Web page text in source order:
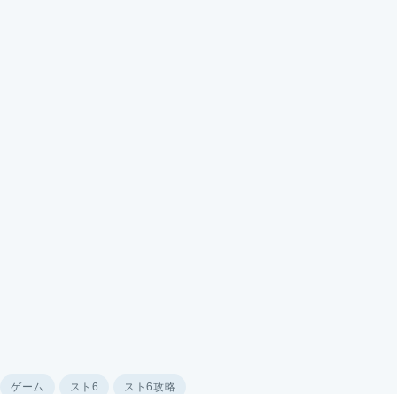
ゲーム スト6 スト6攻略